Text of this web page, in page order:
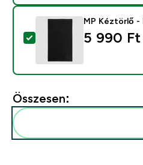
Termék kiválasztása -
MP Kéztörlő -
5 990 Ft‎
Összesen: